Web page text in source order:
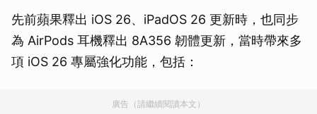
先前蘋果釋出 iOS 26、iPadOS 26 更新時，也同步
為 AirPods 耳機釋出 8A356 韌體更新，當時帶來多
項 iOS 26 專屬強化功能，包括：
廣告（請繼續閱讀本文）